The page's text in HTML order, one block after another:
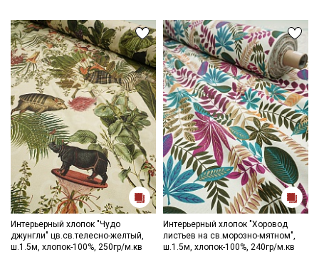
Интерьерный хлопок "Чудо
джунгли" цв.св.телесно-желтый,
ш.1.5м, хлопок-100%, 250гр/м.кв
Интерьерный хлопок "Хоровод
листьев на св.морозно-мятном",
ш.1.5м, хлопок-100%, 240гр/м.кв